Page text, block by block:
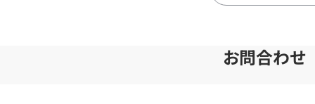
お問合わせ